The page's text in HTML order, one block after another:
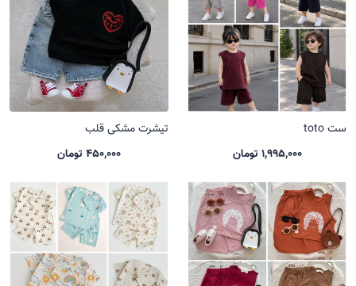
ست toto
1,995,000 تومان
تیشرت مشکی قلب
450,000 تومان